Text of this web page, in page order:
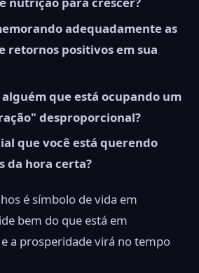
adequadamente as
retornos positivos em sua
que está ocupando um
desproporcional?
que você está querendo
da hora certa?
é símbolo de vida em
bem do que está em
a prosperidade virá no tempo